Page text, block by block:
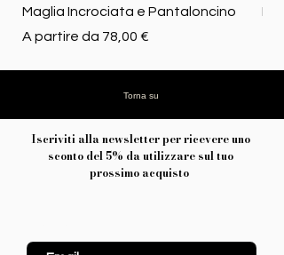
Maglia Incrociata e Pantaloncino
A partire da 78,00 €
Prezzo scontato
Torna su
Iscriviti alla newsletter per ricevere uno
sconto del 5% da utilizzare sul tuo
prossimo acquisto